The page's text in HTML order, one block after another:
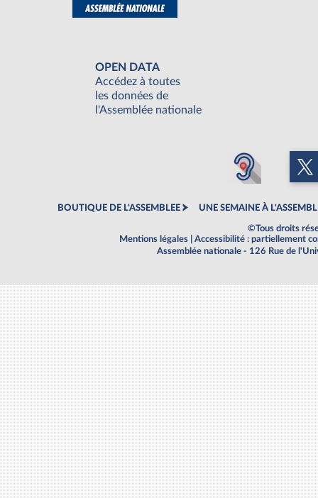
OPEN DATA
Accédez à toutes
les données de
l'Assemblée nationale
BOUTIQUE DE L'ASSEMBLEE UNE SEMAINE À
©Tous droits
Mentions légales
Accessibilité : partiellement
Assemblée nationale - 126 Rue de